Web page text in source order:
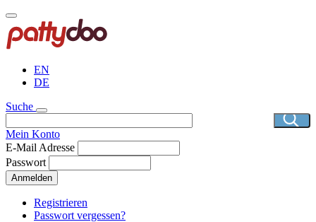
Direkt
zum
Inhalt
EN
DE
Suche
Mein Konto
E-Mail Adresse
Passwort
Anmelden
Registrieren
Passwort vergessen?